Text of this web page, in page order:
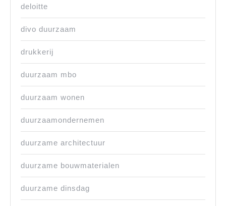
deloitte
divo duurzaam
drukkerij
duurzaam mbo
duurzaam wonen
duurzaamondernemen
duurzame architectuur
duurzame bouwmaterialen
duurzame dinsdag